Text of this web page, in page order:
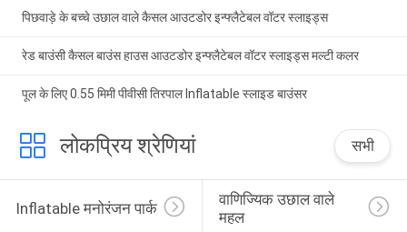
पिछवाड़े के बच्चे उछाल वाले कैसल आउटडोर इन्फ्लैटेबल वॉटर स्लाइड्स
रेड बाउंसी कैसल बाउंस हाउस आउटडोर इन्फ्लैटेबल वॉटर स्लाइड्स मल्टी कलर
पूल के लिए 0.55 मिमी पीवीसी तिरपाल Inflatable स्लाइड बाउंसर
लोकप्रिय श्रेणियां सभी
Inflatable मनोरंजन पार्क
वाणिज्यिक उछाल वाले
महल